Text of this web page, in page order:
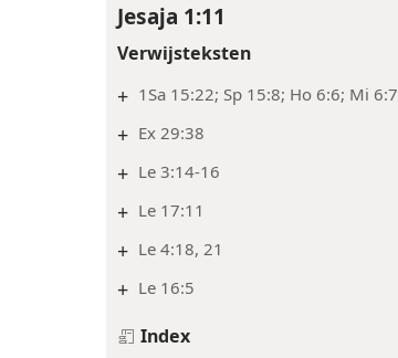
Jesaja 1:11
Verwijsteksten
+ 1Sa 15:22; Sp 15:8; Ho 6:6; Mi 6:7
+ Ex 29:38
+ Le 3:14-16
+ Le 17:11
+ Le 4:18, 21
+ Le 16:5
Index